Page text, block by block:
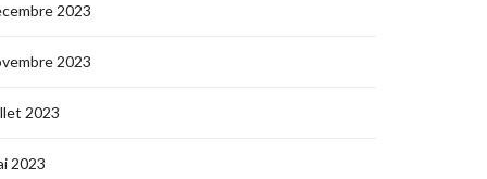
2023
2023
2023
2023